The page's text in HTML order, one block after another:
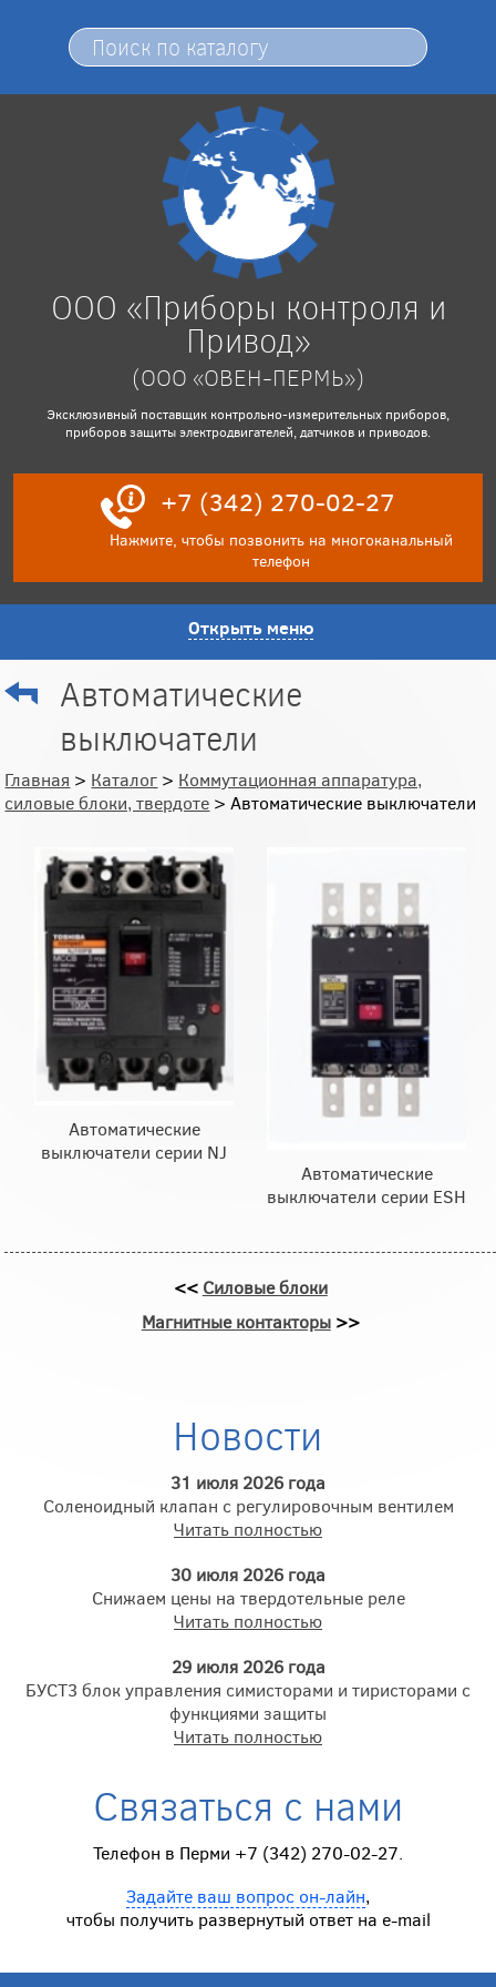
ООО «Приборы контроля и
Привод»
(ООО «ОВЕН-ПЕРМЬ»)
Эксклюзивный поставщик контрольно-измерительных приборов,
приборов защиты электродвигателей, датчиков и приводов.
+7 (342) 270-02-27
Нажмите, чтобы позвонить на многоканальный
телефон
Открыть меню
Автоматические
выключатели
Главная > Каталог > Коммутационная аппаратура,
силовые блоки, твердоте > Автоматические выключатели
Автоматические
выключатели серии NJ
Автоматические
выключатели серии ESH
<< Силовые блоки
Магнитные контакторы>>
Новости
31 июля 2026 года
Соленоидный клапан с регулировочным вентилем
Читать полностью
30 июля 2026 года
Снижаем цены на твердотельные реле
Читать полностью
29 июля 2026 года
БУСТ3 блок управления симисторами и тиристорами с
функциями защиты
Читать полностью
Связаться с нами
Телефон в Перми +7 (342) 270-02-27.
Задайте ваш вопрос он-лайн,
чтобы получить развернутый ответ на e-mail